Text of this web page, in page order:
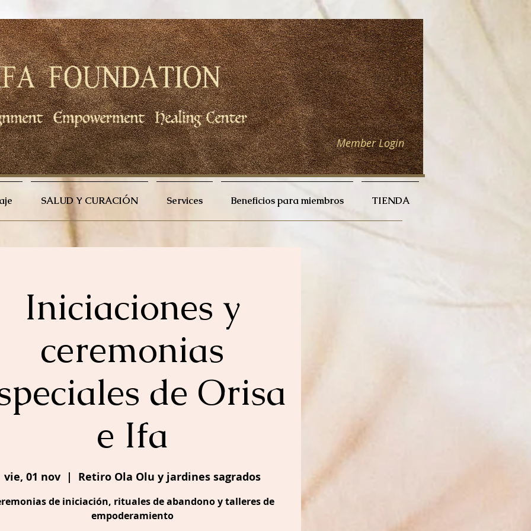
Member Login
SALUD Y CURACIÓN Services Beneficios para miembros TIENDA
Iniciaciones y
ceremonias
de Orisa
e Ifa
vie, 01 nov
  |
Retiro Ola Olu y jardines sagrados
de iniciación, rituales de abandono y talleres de
empoderamiento